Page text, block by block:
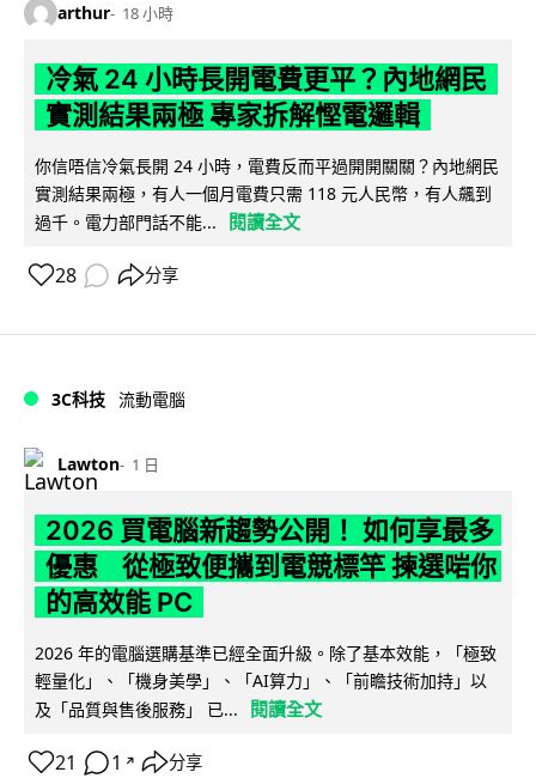
arthur 18 小時
冷氣 24 小時長開電費更平？內地網民
實測結果兩極 專家拆解慳電邏輯
你信唔信冷氣長開 24 小時，電費反而平過開開關關？內地網民
實測結果兩極，有人一個月電費只需 118 元人民幣，有人飆到
過千。電力部門話不能...
閱讀全文
28 分享
3C科技 流動電腦
Lawton 1 日
2026 買電腦新趨勢公開！ 如何享最多
優惠 從極致便攜到電競標竿 揀選啱你
的高效能 PC
2026 年的電腦選購基準已經全面升級。除了基本效能，「極致
輕量化」、「機身美學」、「AI算力」、「前瞻技術加持」以
及「品質與售後服務」 已...
閱讀全文
21 1 ↗ 分享